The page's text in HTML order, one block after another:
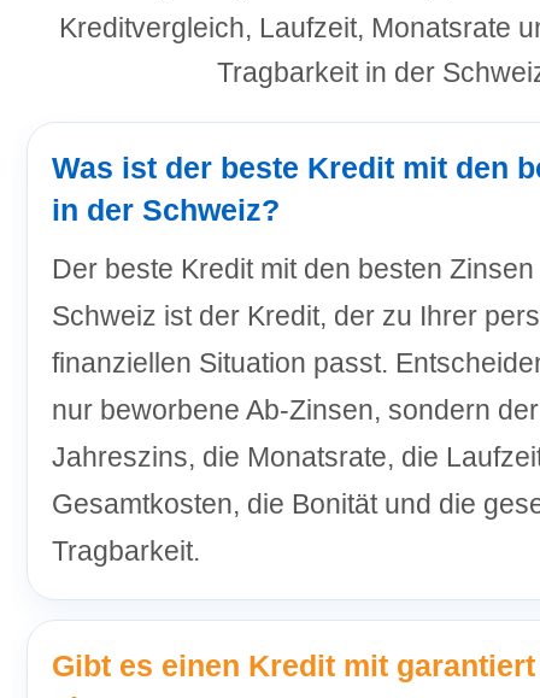
Kreditvergleich, Laufzeit, Monatsrate
Tragbarkeit in der
Was ist der beste Kredit mit den
in der Schweiz?
Der beste Kredit mit den besten
Schweiz ist der Kredit, der zu Ihrer
finanziellen Situation passt.
nur beworbene Ab-Zinsen, sondern
Jahreszins, die Monatsrate, die
Gesamtkosten, die Bonität und die
Tragbarkeit.
Gibt es einen Kredit mit